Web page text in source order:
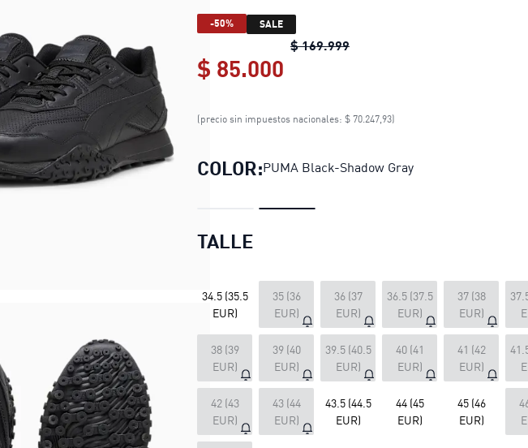
-50% SALE
$ 169.999Zapatillas Blktop Rider
$ 85.000
Zapatillas Blktop Rider
(precio sin impuestos nacionales: $ 70.247,93)
COLOR:PUMA Black-Shadow Gray
TALLE
34.5 (35.5
EUR)
35 (36
EUR)
36 (37
EUR)
36.5 (37.5
EUR)
37 (38
EUR)
38 (39
EUR)
39 (40
EUR)
39.5 (40.5
EUR)
40 (41
EUR)
41 (42
EUR)
42 (43
EUR)
43 (44
EUR)
43.5 (44.5
EUR)
44 (45
EUR)
45 (46
EUR)